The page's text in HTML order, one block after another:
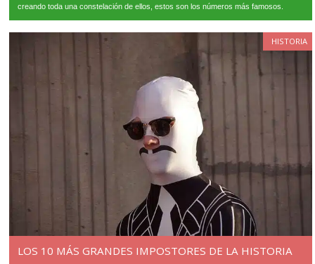
creando toda una constelación de ellos, estos son los números más famosos.
HISTORIA
LOS 10 MÁS GRANDES IMPOSTORES DE LA HISTORIA